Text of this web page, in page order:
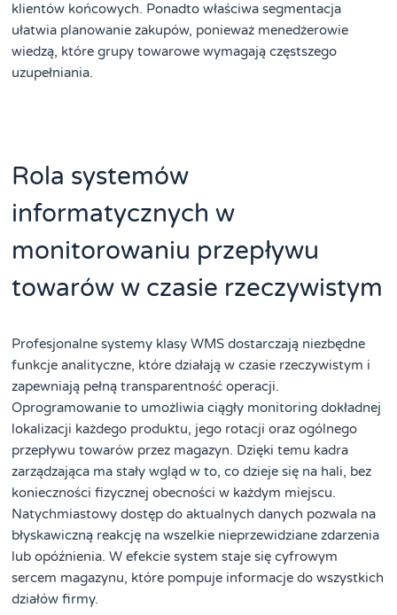
klientów końcowych. Ponadto właściwa segmentacja
ułatwia planowanie zakupów, ponieważ menedżerowie
wiedzą, które grupy towarowe wymagają częstszego
uzupełniania.
Rola systemów
informatycznych w
monitorowaniu przepływu
towarów w czasie rzeczywistym
Profesjonalne systemy klasy WMS dostarczają niezbędne
funkcje analityczne, które działają w czasie rzeczywistym i
zapewniają pełną transparentność operacji.
Oprogramowanie to umożliwia ciągły monitoring dokładnej
lokalizacji każdego produktu, jego rotacji oraz ogólnego
przepływu towarów przez magazyn. Dzięki temu kadra
zarządzająca ma stały wgląd w to, co dzieje się na hali, bez
konieczności fizycznej obecności w każdym miejscu.
Natychmiastowy dostęp do aktualnych danych pozwala na
błyskawiczną reakcję na wszelkie nieprzewidziane zdarzenia
lub opóźnienia. W efekcie system staje się cyfrowym
sercem magazynu, które pompuje informacje do wszystkich
działów firmy.